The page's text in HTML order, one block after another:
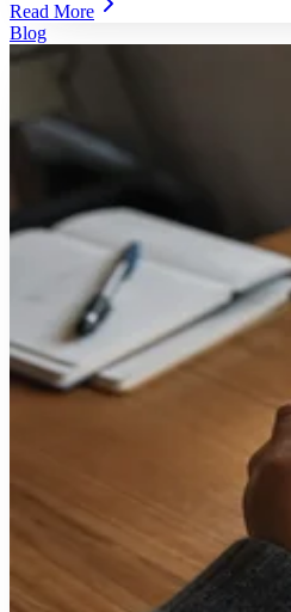
Read More
Blog